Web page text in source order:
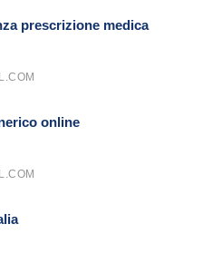
prescrizione medica
online